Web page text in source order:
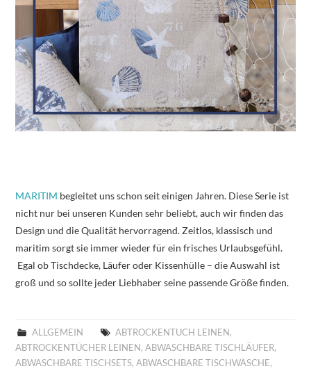
MARITIM begleitet uns schon seit einigen Jahren. Diese Serie ist
nicht nur bei unseren Kunden sehr beliebt, auch wir finden das
Design und die Qualität hervorragend. Zeitlos, klassisch und
maritim sorgt sie immer wieder für ein frisches Urlaubsgefühl.
Egal ob Tischdecke, Läufer oder Kissenhülle – die Auswahl ist
groß und so sollte jeder Liebhaber seine passende Größe finden.
ALLGEMEIN ABTROCKENTUCH LEINEN ,
ABTROCKENTÜCHER LEINEN ,ABWASCHBARE TISCHLÄUFER,
ABWASCHBARE TISCHSETS,ABWASCHBARE TISCHWÄSCHE,